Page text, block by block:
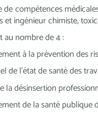
de compétences
et ingénieur chimiste,
au nombre de 4 :
à la prévention des
de l'état de santé des
la désinsertion
de la santé publique